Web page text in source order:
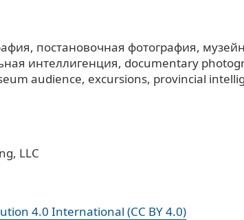
постановочная фотография
интеллигенция documentary
audience excursions provincial
LLC
4.0 International (CC BY 4.0)